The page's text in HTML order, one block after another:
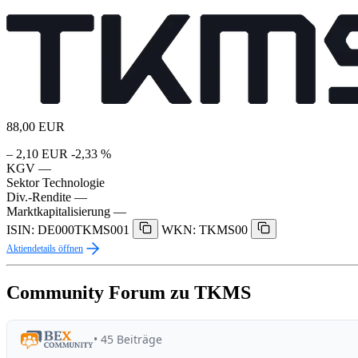
88,00 EUR
– 2,10 EUR -2,33 %
KGV —
Sektor Technologie
Div.-Rendite —
Marktkapitalisierung —
ISIN: DE000TKMS001
WKN: TKMS00
Aktiendetails öffnen
Community Forum zu TKMS